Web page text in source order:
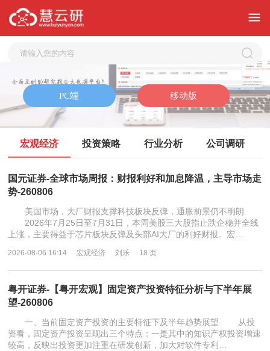
宏观经济 投资策略 行业分析 公司调研
国元证券-全球市场周报：财报利好和加息降温，主导市场走
势-260806
美国市场，大厂财报支撑科技板块反弹，通胀前景仍不明朗
2026年7月25日至7月31日，本周美股三大股指止跌企稳并全线
上涨，主要得益于芯片板块反弹及头部AI大厂的利好财报。宏…
2026-08-06 16:14 宏观经济 刘乐 18 页
粤开证券-【粤开宏观】固定资产投资特征分析与下半年展
望-260806
一、当前固定资产投资的主要特征下及半年趋势展望 从投
资看，固定资产投资呈现出三个特点：一是其中的知识产权投资增速
较高，反映出投资更加注重在研发创新，加大对软件专利…